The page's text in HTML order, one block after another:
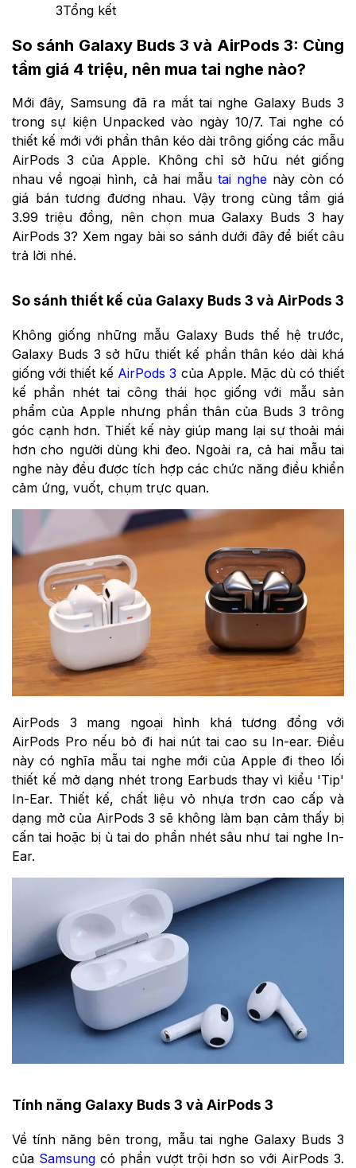
3Tổng kết
So sánh Galaxy Buds 3 và AirPods 3: Cùng
tầm giá 4 triệu, nên mua tai nghe nào?
Mới đây, Samsung đã ra mắt tai nghe Galaxy Buds 3
trong sự kiện Unpacked vào ngày 10/7. Tai nghe có
thiết kế mới với phần thân kéo dài trông giống các mẫu
AirPods 3 của Apple. Không chỉ sở hữu nét giống
nhau về ngoại hình, cả hai mẫu tai nghe này còn có
giá bán tương đương nhau. Vậy trong cùng tầm giá
3.99 triệu đồng, nên chọn mua Galaxy Buds 3 hay
AirPods 3? Xem ngay bài so sánh dưới đây để biết câu
trả lời nhé.
So sánh thiết kế của Galaxy Buds 3 và AirPods 3
Không giống những mẫu Galaxy Buds thế hệ trước,
Galaxy Buds 3 sở hữu thiết kế phần thân kéo dài khá
giống với thiết kế AirPods 3 của Apple. Mặc dù có thiết
kế phần nhét tai công thái học giống với mẫu sản
phẩm của Apple nhưng phần thân của Buds 3 trông
góc cạnh hơn. Thiết kế này giúp mang lại sự thoải mái
hơn cho người dùng khi đeo. Ngoài ra, cả hai mẫu tai
nghe này đều được tích hợp các chức năng điều khiển
cảm ứng, vuốt, chụm trực quan.
AirPods 3 mang ngoại hình khá tương đồng với
AirPods Pro nếu bỏ đi hai nút tai cao su In-ear. Điều
này có nghĩa mẫu tai nghe mới của Apple đi theo lối
thiết kế mở dạng nhét trong Earbuds thay vì kiểu 'Tip'
In-Ear. Thiết kế, chất liệu vỏ nhựa trơn cao cấp và
dạng mở của AirPods 3 sẽ không làm bạn cảm thấy bị
cấn tai hoặc bị ù tai do phần nhét sâu như tai nghe In-
Ear.
Tính năng Galaxy Buds 3 và AirPods 3
Về tính năng bên trong, mẫu tai nghe Galaxy Buds 3
của Samsungcó phần vượt trội hơn so với AirPods 3.